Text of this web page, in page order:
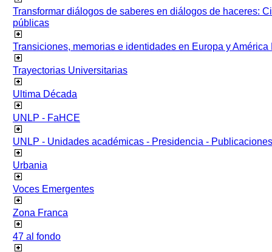
Transformar diálogos de saberes en diálogos de haceres:
públicas
Transiciones, memorias e identidades en Europa y América
Trayectorias Universitarias
Ultima Década
UNLP - FaHCE
UNLP - Unidades académicas - Presidencia - Publicaciones
Urbania
Voces Emergentes
Zona Franca
47 al fondo